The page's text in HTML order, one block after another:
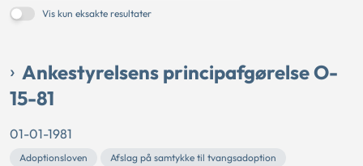
Vis kun eksakte resultater
Ankestyrelsens principafgørelse O-
15-81
01-01-1981
Adoptionsloven
Afslag på samtykke til tvangsadoption